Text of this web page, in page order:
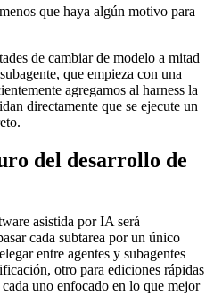
que haya algún motivo para
de cambiar de modelo a mitad
que empieza con una
agregamos al harness la
directamente que se ejecute un
del desarrollo de
asistida por IA será
cada subtarea por un único
entre agentes y subagentes
otro para ediciones rápidas
uno enfocado en lo que mejor